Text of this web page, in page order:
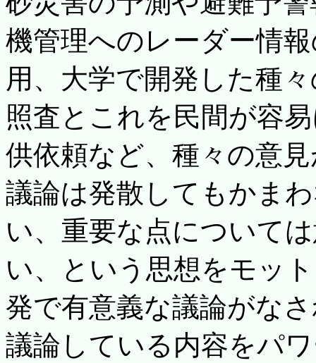
機管理へのレーダー情
用、大学で開発した種
照査とこれを民間が容
供依頼など、種々の意
議論は発散してもかま
い、重要な点について
い、という思想をモッ
発で有意義な議論がな
議論している内容をパ